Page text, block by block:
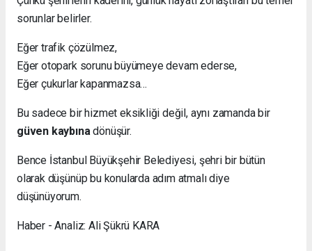
sorunlar belirler.
Eğer trafik çözülmez,
Eğer otopark sorunu büyümeye devam ederse,
Eğer çukurlar kapanmazsa…
Bu sadece bir hizmet eksikliği değil, aynı zamanda bir
güven kaybına dönüşür.
Bence İstanbul Büyükşehir Belediyesi, şehri bir bütün
olarak düşünüp bu konularda adım atmalı diye
düşünüyorum.
Haber - Analiz: Ali Şükrü KARA